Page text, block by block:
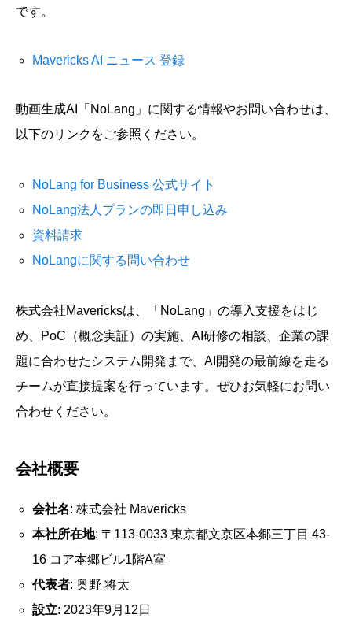
です。
Mavericks AI ニュース 登録
動画生成AI「NoLang」に関する情報やお問い合わせは、
以下のリンクをご参照ください。
NoLang for Business 公式サイト
NoLang法人プランの即日申し込み
資料請求
NoLangに関する問い合わせ
株式会社Mavericksは、「NoLang」の導入支援をはじ
め、PoC（概念実証）の実施、AI研修の相談、企業の課
題に合わせたシステム開発まで、AI開発の最前線を走る
チームが直接提案を行っています。ぜひお気軽にお問い
合わせください。
会社概要
会社名: 株式会社 Mavericks
本社所在地: 〒113-0033 東京都文京区本郷三丁目 43-
16 コア本郷ビル1階A室
代表者: 奥野 将太
設立: 2023年9月12日